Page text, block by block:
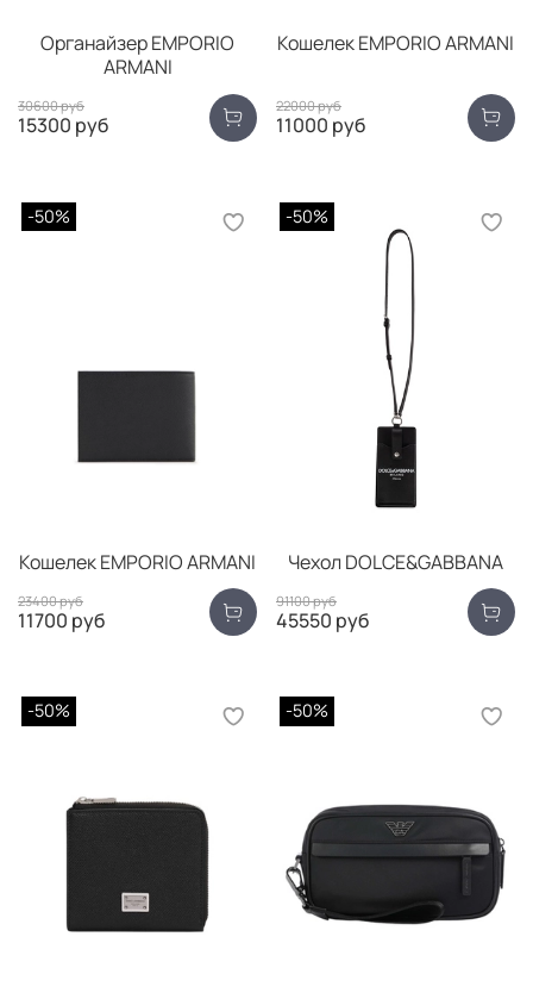
Органайзер EMPORIO
ARMANI
30600 руб
15300 руб
Кошелек EMPORIO ARMANI
22000 руб
11000 руб
-50%
Кошелек EMPORIO ARMANI
23400 руб
11700 руб
-50%
Чехол DOLCE&GABBANA
91100 руб
45550 руб
-50% -50%